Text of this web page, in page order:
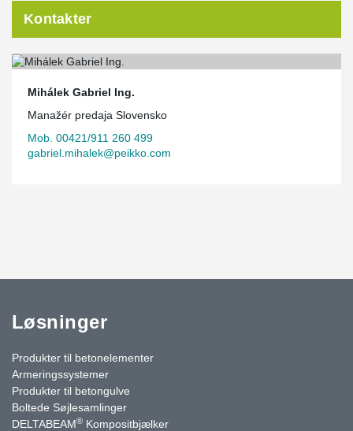
Kontakter
Mihálek Gabriel Ing.
Manažér predaja Slovensko
Mob. 00421/911 260 499
gabriel.mihalek@peikko.com
Løsninger
Produkter til betonelementer
Armeringssystemer
Produkter til betongulve
Boltede Søjlesamlinger
DELTABEAM® Kompositbjælker